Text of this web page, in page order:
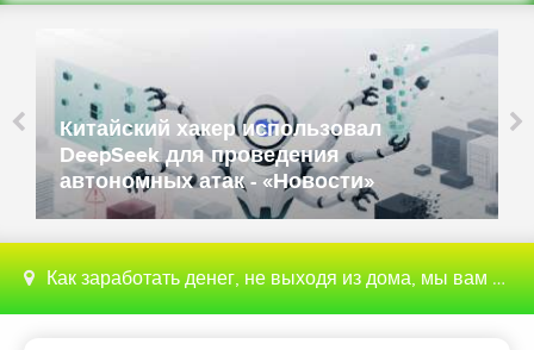
Китайский хакер использовал
DeepSeek для проведения
автономных атак - «Новости»
Как заработать денег, не выходя из дома, мы вам поможем с этим разобраться